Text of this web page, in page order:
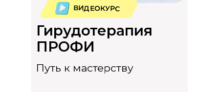
Гирудотерапия
ПРОФИ
ВИДЕОКУРС
Путь к мастерству